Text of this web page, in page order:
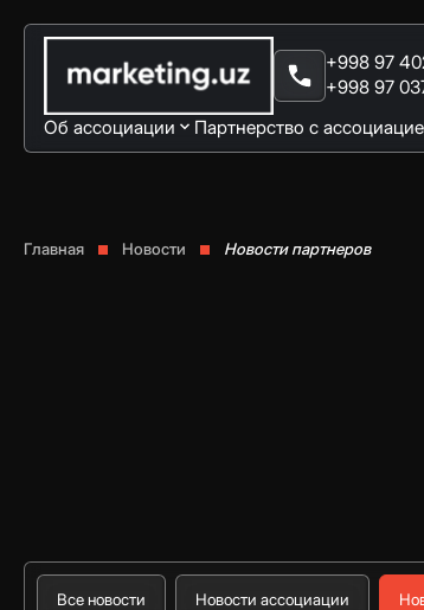
+998 97
+998 97
Об ассоциации Партнерство с
Главная Новости Новости партнеров
Все новости Новости ассоциации